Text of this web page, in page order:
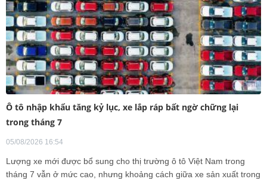
Ô tô nhập khẩu tăng kỷ lục, xe lắp ráp bất ngờ chững lại
trong tháng 7
05/08/2026 16:54
Lượng xe mới được bổ sung cho thị trường ô tô Việt Nam trong
tháng 7 vẫn ở mức cao, nhưng khoảng cách giữa xe sản xuất trong